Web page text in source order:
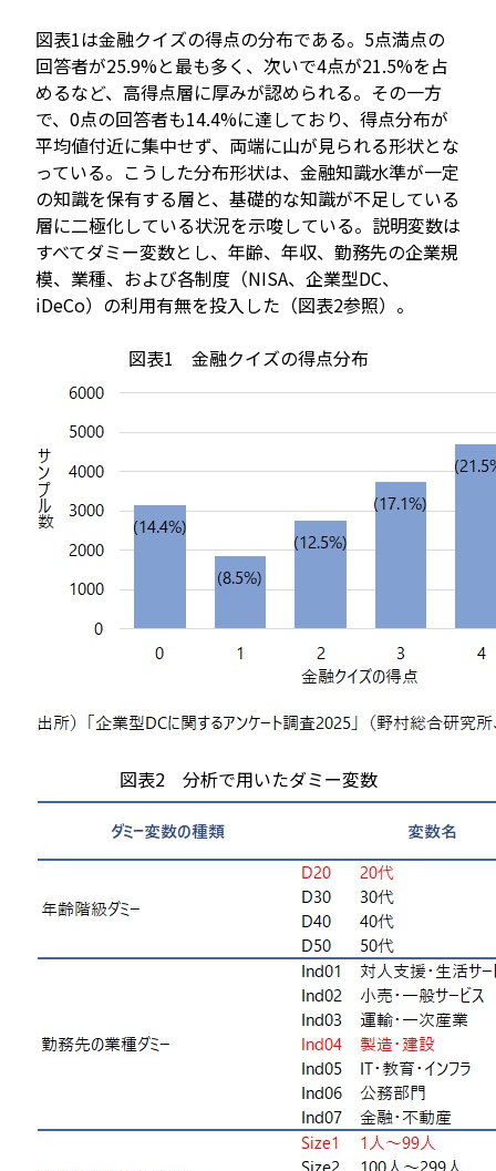
図表1は金融クイズの得点の分布である。5点満点の
回答者が25.9%と最も多く、次いで4点が21.5%を占
めるなど、高得点層に厚みが認められる。その一方
で、0点の回答者も14.4%に達しており、得点分布が
平均値付近に集中せず、両端に山が見られる形状とな
っている。こうした分布形状は、金融知識水準が一定
の知識を保有する層と、基礎的な知識が不足している
層に二極化している状況を示唆している。説明変数は
すべてダミー変数とし、年齢、年収、勤務先の企業規
模、業種、および各制度（NISA、企業型DC、
iDeCo）の利用有無を投入した（図表2参照）。
図表1 金融クイズの得点分布
図表2 分析で用いたダミー変数